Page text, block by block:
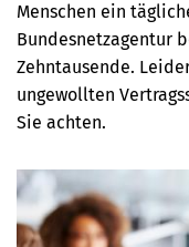
Menschen ein
Bundesnetzagentur
Zehntausende.
ungewollten
Sie achten.